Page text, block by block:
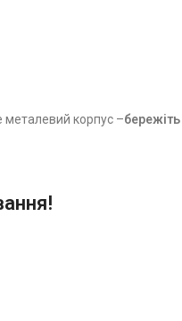
металевий корпус –бережіть